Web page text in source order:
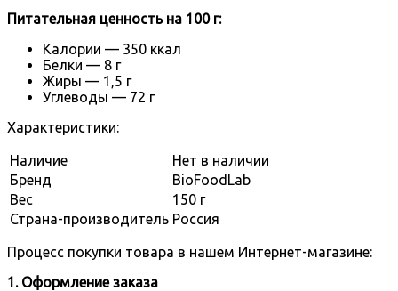
Питательная ценность на 100 г:
Калории — 350 ккал
Белки — 8 г
Жиры — 1,5 г
Углеводы — 72 г
Характеристики:
Наличие
Нет в наличии
Бренд
BioFoodLab
Вес
150 г
Страна-производитель Россия
Процесс покупки товара в нашем Интернет-магазине:
1. Оформление заказа